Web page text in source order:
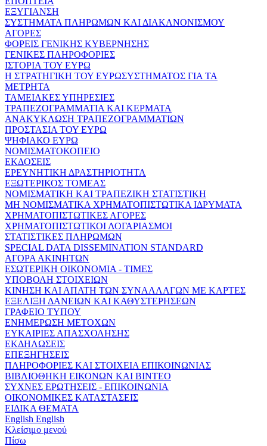
ΕΞΥΓΙΑΝΣΗ
ΣΥΣΤΗΜΑΤΑ ΠΛΗΡΩΜΩΝ ΚΑΙ ΔΙΑΚΑΝΟΝΙΣΜΟΥ
ΑΓΟΡΕΣ
ΦΟΡΕΙΣ ΓΕΝΙΚΗΣ ΚΥΒΕΡΝΗΣΗΣ
ΓΕΝΙΚΕΣ ΠΛΗΡΟΦΟΡΙΕΣ
ΙΣΤΟΡΙΑ ΤΟΥ ΕΥΡΩ
Η ΣΤΡΑΤΗΓΙΚΗ ΤΟΥ ΕΥΡΩΣΥΣΤΗΜΑΤΟΣ ΓΙΑ ΤΑ
ΜΕΤΡΗΤΑ
ΤΑΜΕΙΑΚΕΣ ΥΠΗΡΕΣΙΕΣ
ΤΡΑΠΕΖΟΓΡΑΜΜΑΤΙΑ ΚΑΙ ΚΕΡΜΑΤΑ
ΑΝΑΚΥΚΛΩΣΗ ΤΡΑΠΕΖΟΓΡΑΜΜΑΤΙΩΝ
ΠΡΟΣΤΑΣΙΑ ΤΟΥ ΕΥΡΩ
ΨΗΦΙΑΚΟ ΕΥΡΩ
ΝΟΜΙΣΜΑΤΟΚΟΠΕΙΟ
ΕΚΔΟΣΕΙΣ
ΕΡΕΥΝΗΤΙΚΗ ΔΡΑΣΤΗΡΙΟΤΗΤΑ
ΕΞΩΤΕΡΙΚΟΣ ΤΟΜΕΑΣ
ΝΟΜΙΣΜΑΤΙΚΗ ΚΑΙ ΤΡΑΠΕΖΙΚΗ ΣΤΑΤΙΣΤΙΚΗ
ΜΗ ΝΟΜΙΣΜΑΤΙΚΑ ΧΡΗΜΑΤΟΠΙΣΤΩΤΙΚΑ ΙΔΡΥΜΑΤΑ
ΧΡΗΜΑΤΟΠΙΣΤΩΤΙΚΕΣ ΑΓΟΡΕΣ
ΧΡΗΜΑΤΟΠΙΣΤΩΤΙΚΟΙ ΛΟΓΑΡΙΑΣΜΟΙ
ΣΤΑΤΙΣΤΙΚΕΣ ΠΛΗΡΩΜΩΝ
SPECIAL DATA DISSEMINATION STANDARD
ΑΓΟΡΑ ΑΚΙΝΗΤΩΝ
ΕΣΩΤΕΡΙΚΗ ΟΙΚΟΝΟΜΙΑ - ΤΙΜΕΣ
ΥΠΟΒΟΛΗ ΣΤΟΙΧΕΙΩΝ
ΚΙΝΗΣΗ ΚΑΙ ΑΠΑΤΗ ΤΩΝ ΣΥΝΑΛΛΑΓΩΝ ΜΕ ΚΑΡΤΕΣ
ΕΞΕΛΙΞΗ ΔΑΝΕΙΩΝ ΚΑΙ ΚΑΘΥΣΤΕΡΗΣΕΩΝ
ΓΡΑΦΕΙΟ ΤΥΠΟΥ
ΕΝΗΜΕΡΩΣΗ ΜΕΤΟΧΩΝ
ΕΥΚΑΙΡΙΕΣ ΑΠΑΣΧΟΛΗΣΗΣ
ΕΚΔΗΛΩΣΕΙΣ
ΕΠΕΞΗΓΗΣΕΙΣ
ΠΛΗΡΟΦΟΡΙΕΣ ΚΑΙ ΣΤΟΙΧΕΙΑ ΕΠΙΚΟΙΝΩΝΙΑΣ
ΒΙΒΛΙΟΘΗΚΗ ΕΙΚΟΝΩΝ ΚΑΙ ΒΙΝΤΕΟ
ΣΥΧΝΕΣ ΕΡΩΤΗΣΕΙΣ - ΕΠΙΚΟΙΝΩΝΙΑ
ΟΙΚΟΝΟΜΙΚΕΣ ΚΑΤΑΣΤΑΣΕΙΣ
ΕΙΔΙΚΑ ΘΕΜΑΤΑ
English English
Κλείσιμο μενού
Πίσω